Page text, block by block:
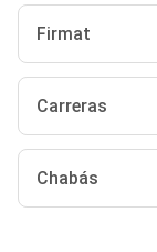
Firmat
Carreras
Chabás